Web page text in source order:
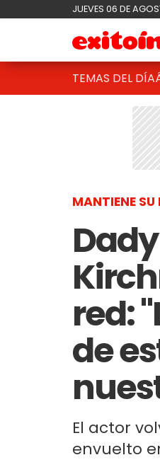
JUEVES 06 DE
TEMAS DEL DÍA
MANTIENE
red:
de
El actor
envuelto